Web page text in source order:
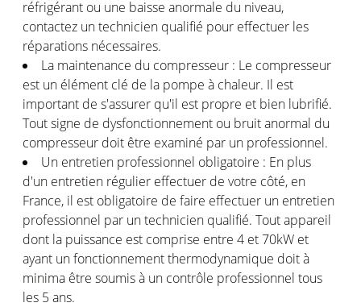
réfrigérant ou une baisse anormale du niveau,
contactez un technicien qualifié pour effectuer les
réparations nécessaires.
La maintenance du compresseur : Le compresseur
est un élément clé de la pompe à chaleur. Il est
important de s'assurer qu'il est propre et bien lubrifié.
Tout signe de dysfonctionnement ou bruit anormal du
compresseur doit être examiné par un professionnel.
Un entretien professionnel obligatoire : En plus
d'un entretien régulier effectuer de votre côté, en
France, il est obligatoire de faire effectuer un entretien
professionnel par un technicien qualifié. Tout appareil
dont la puissance est comprise entre 4 et 70kW et
ayant un fonctionnement thermodynamique doit à
minima être soumis à un contrôle professionnel tous
les 5 ans.